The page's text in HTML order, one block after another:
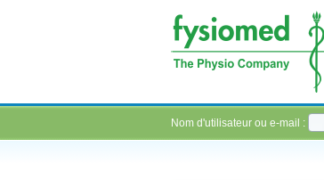
Nom d'utilisateur ou e-mail :